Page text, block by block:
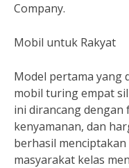
Company.
Mobil untuk Rakyat
Model pertama yang
mobil turing empat
ini dirancang dengan
kenyamanan, dan
berhasil
masyarakat kelas